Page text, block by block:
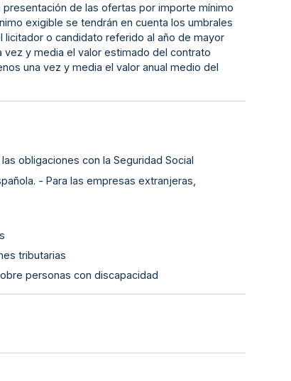
de las ofertas por importe mínimo
exigible se tendrán en cuenta los umbrales
licitador o candidato referido al año de mayor
y media el valor estimado del contrato
una vez y media el valor anual medio del
obligaciones con la Seguridad Social
- Para las empresas extranjeras,
tributarias
personas con discapacidad